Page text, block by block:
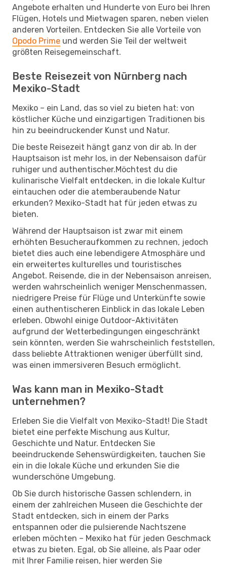
Angebote erhalten und Hunderte von Euro bei Ihren
Flügen, Hotels und Mietwagen sparen, neben vielen
anderen Vorteilen. Entdecken Sie alle Vorteile von
Opodo Prime und werden Sie Teil der weltweit
größten Reisegemeinschaft.
Beste Reisezeit von Nürnberg nach
Mexiko-Stadt
Mexiko – ein Land, das so viel zu bieten hat: von
köstlicher Küche und einzigartigen Traditionen bis
hin zu beeindruckender Kunst und Natur.
Die beste Reisezeit hängt ganz von dir ab. In der
Hauptsaison ist mehr los, in der Nebensaison dafür
ruhiger und authentischer.Möchtest du die
kulinarische Vielfalt entdecken, in die lokale Kultur
eintauchen oder die atemberaubende Natur
erkunden? Mexiko-Stadt hat für jeden etwas zu
bieten.
Während der Hauptsaison ist zwar mit einem
erhöhten Besucheraufkommen zu rechnen, jedoch
bietet dies auch eine lebendigere Atmosphäre und
ein erweitertes kulturelles und touristisches
Angebot. Reisende, die in der Nebensaison anreisen,
werden wahrscheinlich weniger Menschenmassen,
niedrigere Preise für Flüge und Unterkünfte sowie
einen authentischeren Einblick in das lokale Leben
erleben. Obwohl einige Outdoor-Aktivitäten
aufgrund der Wetterbedingungen eingeschränkt
sein könnten, werden Sie wahrscheinlich feststellen,
dass beliebte Attraktionen weniger überfüllt sind,
was einen immersiveren Besuch ermöglicht.
Was kann man in Mexiko-Stadt
unternehmen?
Erleben Sie die Vielfalt von Mexiko-Stadt! Die Stadt
bietet eine perfekte Mischung aus Kultur,
Geschichte und Natur. Entdecken Sie
beeindruckende Sehenswürdigkeiten, tauchen Sie
ein in die lokale Küche und erkunden Sie die
wunderschöne Umgebung.
Ob Sie durch historische Gassen schlendern, in
einem der zahlreichen Museen die Geschichte der
Stadt entdecken, sich in einem der Parks
entspannen oder die pulsierende Nachtszene
erleben möchten – Mexiko hat für jeden Geschmack
etwas zu bieten. Egal, ob Sie alleine, als Paar oder
mit Ihrer Familie reisen, hier werden Sie